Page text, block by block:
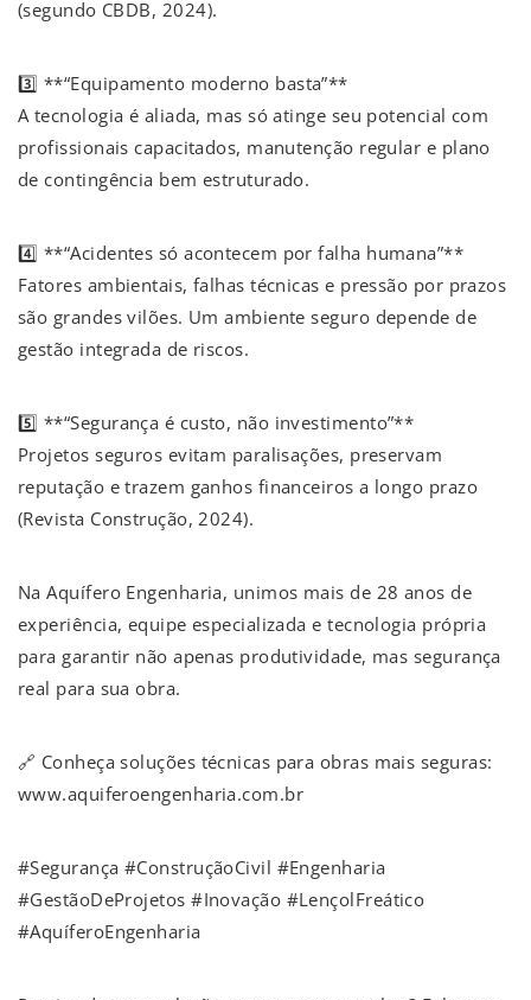
(segundo CBDB, 2024).
3️⃣ **“Equipamento moderno basta”**
A tecnologia é aliada, mas só atinge seu potencial com
profissionais capacitados, manutenção regular e plano
de contingência bem estruturado.
4️⃣ **“Acidentes só acontecem por falha humana”**
Fatores ambientais, falhas técnicas e pressão por prazos
são grandes vilões. Um ambiente seguro depende de
gestão integrada de riscos.
5️⃣ **“Segurança é custo, não investimento”**
Projetos seguros evitam paralisações, preservam
reputação e trazem ganhos financeiros a longo prazo
(Revista Construção, 2024).
Na Aquífero Engenharia, unimos mais de 28 anos de
experiência, equipe especializada e tecnologia própria
para garantir não apenas produtividade, mas segurança
real para sua obra.
🔗 Conheça soluções técnicas para obras mais seguras:
www.aquiferoengenharia.com.br
#Segurança #ConstruçãoCivil #Engenharia
#GestãoDeProjetos #Inovação #LençolFreático
#AquíferoEngenharia